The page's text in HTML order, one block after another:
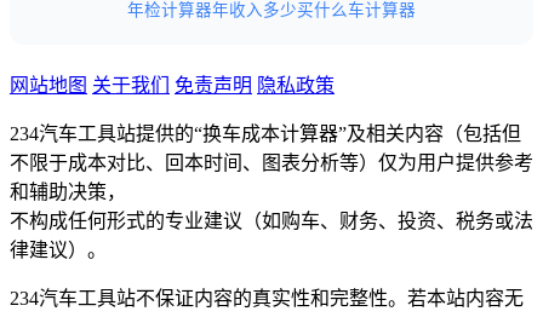
年检计算器年收入多少买什么车计算器
网站地图 关于我们 免责声明 隐私政策
234汽车工具站提供的“换车成本计算器”及相关内容（包括但
不限于成本对比、回本时间、图表分析等）仅为用户提供参考
和辅助决策，
不构成任何形式的专业建议（如购车、财务、投资、税务或法
律建议）。
234汽车工具站不保证内容的真实性和完整性。若本站内容无